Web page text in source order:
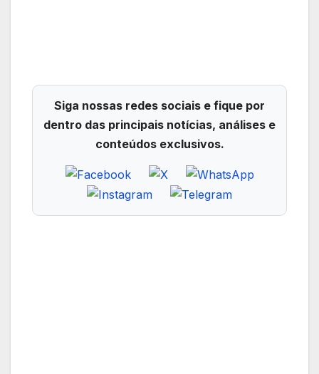
Siga nossas redes sociais e fique por
dentro das principais notícias, análises e
conteúdos exclusivos.